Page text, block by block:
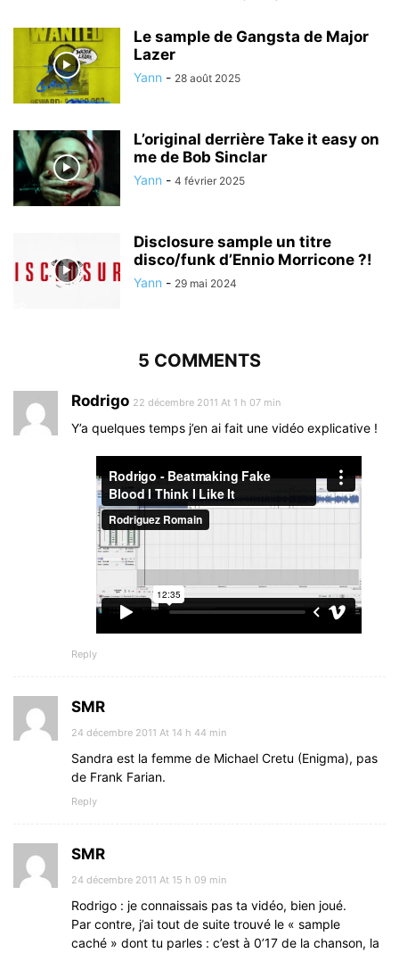
Le sample de Gangsta de Major
Lazer
Yann - 28 août 2025
L’original derrière Take it easy on
me de Bob Sinclar
Yann - 4 février 2025
Disclosure sample un titre
disco/funk d’Ennio Morricone ?!
Yann - 29 mai 2024
5 COMMENTS
Rodrigo 22 décembre 2011 At 1 h 07 min
Y’a quelques temps j’en ai fait une vidéo explicative !
Reply
SMR
24 décembre 2011 At 14 h 44 min
Sandra est la femme de Michael Cretu (Enigma), pas
de Frank Farian.
Reply
SMR
24 décembre 2011 At 15 h 09 min
Rodrigo : je connaissais pas ta vidéo, bien joué.
Par contre, j’ai tout de suite trouvé le « sample
caché » dont tu parles : c’est à 0’17 de la chanson, la